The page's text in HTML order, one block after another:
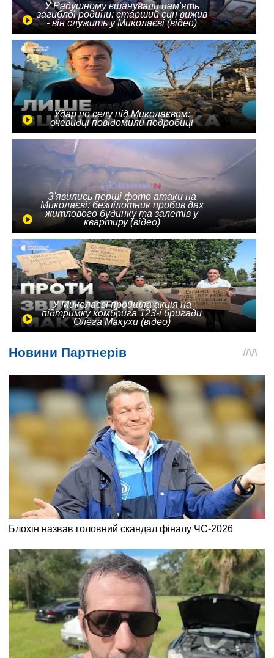
У Радушному вшанували пам'ять
загиблої родини: старший син вижив
- він служить у Миколаєві (відео)
Удар по селу під Миколаєвом:
очевидці повідомили подробиці
З'явились перші фото атаки на
Миколаєві: безпілотник пробив дах
житлового будинку та залетів у
квартиру (відео)
У Миколаєві пройшла акція на
підтримку комбрига 123-ї бригади
Олега Макухи (відео)